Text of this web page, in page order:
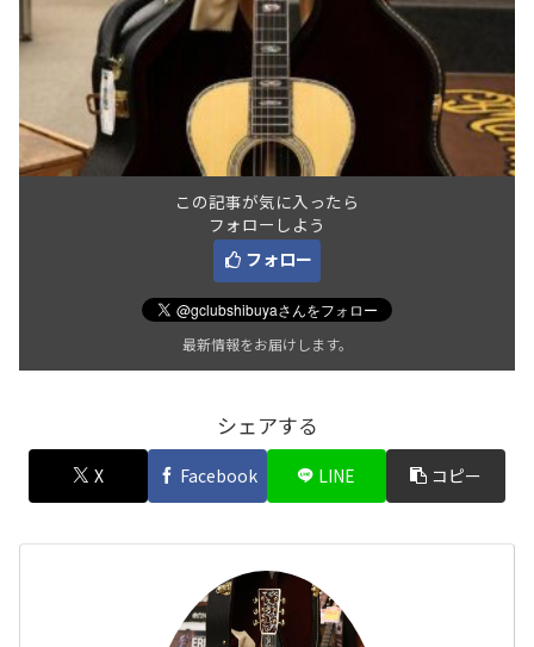
この記事が気に入ったら
フォローしよう
フォロー
最新情報をお届けします。
シェアする
X Facebook LINE コピー